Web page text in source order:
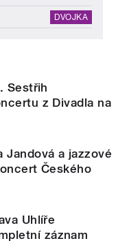
DVOJKA
Sestřih
z Divadla na
Jandová a jazzové
Českého
Uhlíře
záznam